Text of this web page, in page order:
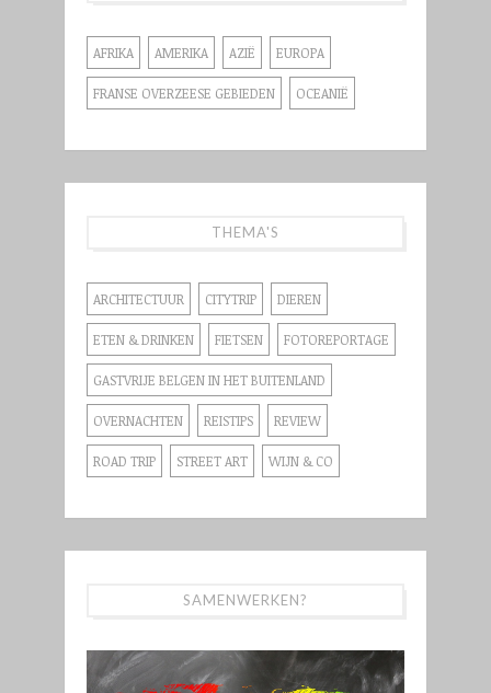
AFRIKA AMERIKA AZIË EUROPA
FRANSE OVERZEESE GEBIEDEN OCEANIË
THEMA'S
ARCHITECTUUR CITYTRIP DIEREN
ETEN & DRINKEN FIETSEN FOTOREPORTAGE
GASTVRIJE BELGEN IN HET BUITENLAND
OVERNACHTEN REISTIPS REVIEW
ROAD TRIP STREET ART WIJN & CO
SAMENWERKEN?